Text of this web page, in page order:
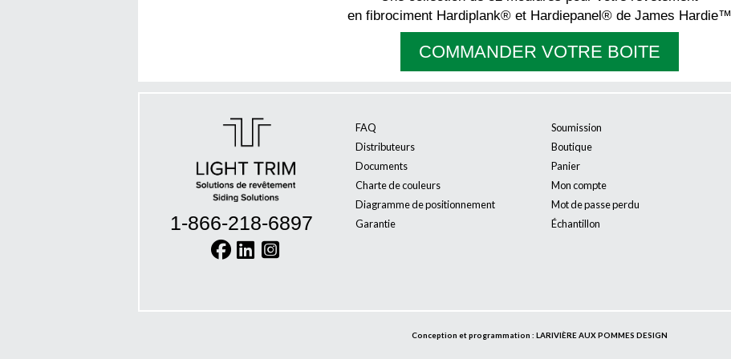
en fibrociment Hardiplank® et Hardiepanel® de James Hardie™
COMMANDER VOTRE BOITE
1-866-218-6897
FAQ
Distributeurs
Documents
Charte de couleurs
Diagramme de positionnement
Garantie
Soumission
Boutique
Panier
Mon compte
Mot de passe perdu
Échantillon
Conception et programmation : LARIVIÈRE AUX POMMES DESIGN